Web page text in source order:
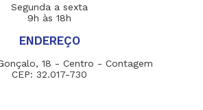
Segunda a sexta
9h às 18h
ENDEREÇO
18 - Centro - Contagem
CEP: 32.017-730